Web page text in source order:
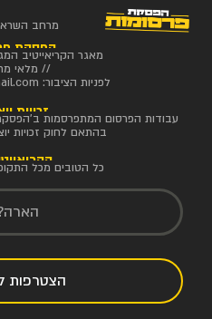
מרחב
הפסקת
מאגר הקריאייטיב
// מלאי
לפניות הציבור:
זכויותעבודות הפרסום המתפרסמות
בהתאם לחוק זכויות
כל הטובים מכל
הצטרפות